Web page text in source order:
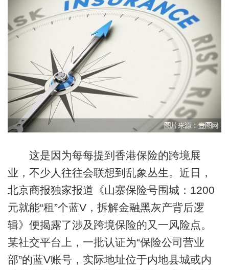
这是因为每每提到香港保险的跨境展
业，不少人往往会联想到乱象丛生。近日，
北京商报独家报道《山寨保险号围城：1200
元就能“租”个蓝V，拆解金融黑灰产背后逻
辑》便揭露了涉及跨境保险的又一风险点。
某社交平台上，一批认证为“保险公司营业
部”的蓝V账号，实际地址位于内地县城或内